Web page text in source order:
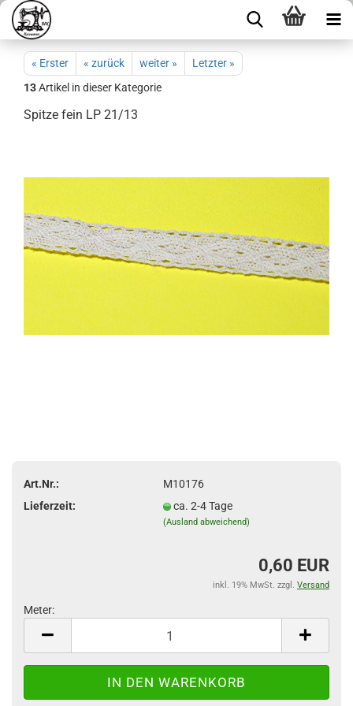
« Erster « zurück weiter »
Letzter »
13Artikel in dieser Kategorie
Spitze fein LP 21/13
Art.Nr.:
M10176
Lieferzeit:
ca. 2-4 Tage
(Ausland abweichend)
0,60 EUR
inkl. 19% MwSt. zzgl. Versand
Meter: